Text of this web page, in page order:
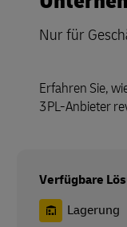
Nur für
Erfahren Sie,
3PL-Anbieter
Verfügbare
Lagerung